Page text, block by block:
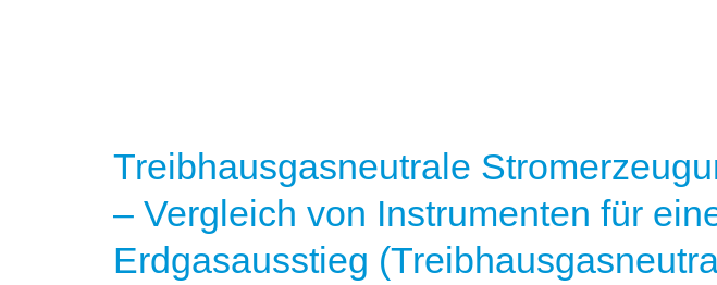
Treibhausgasneutrale
– Vergleich von Instrumenten für
Erdgasausstieg